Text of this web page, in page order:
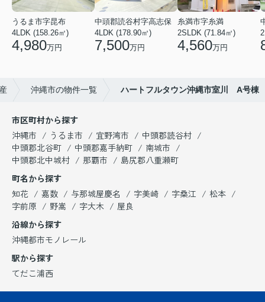
うるま市字昆布
4LDK (158.26㎡)
4,980万円
中頭郡読谷村字高志保
4LDK (178.90㎡)
7,500万円
糸満市字糸満
2SLDK (71.84㎡)
4,560万円
沖縄市の物件一覧 ハートフルタウン沖縄市室川 A号棟
市区町村から探す
沖縄市
うるま市 宜野湾市
中頭郡読谷村
中頭郡北谷町
中頭郡嘉手納町
南城市
中頭郡北中城村
那覇市
島尻郡八重瀬町
町名から探す
知花
嘉数 与那城屋慶名 字美崎 字桑江
松本
字前原
野嵩 字大木
屋良
沿線から探す
沖縄都市モノレール
駅から探す
てだこ浦西